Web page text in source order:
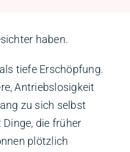
haben.
tiefe Erschöpfung.
Antriebslosigkeit
zu sich selbst
die früher
plötzlich